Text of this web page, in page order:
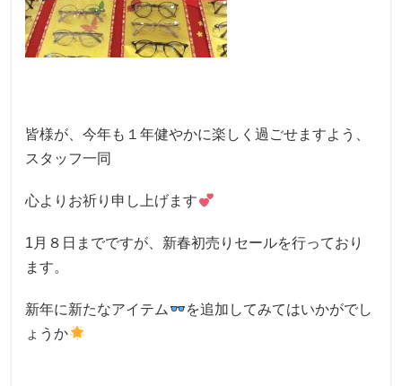
皆様が、今年も１年健やかに楽しく過ごせますよう、
スタッフ一同
心よりお祈り申し上げます
1月８日までですが、新春初売りセールを行っており
ます。
新年に新たなアイテム
を追加してみてはいかがでし
ょうか